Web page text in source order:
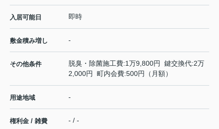
入居可能日 即時
敷金積み増し -
その他条件
脱臭・除菌施工費:1万9,800円 鍵交換代:2万
2,000円 町内会費:500円（月額）
用途地域 -
権利金 / 雑費 - / -